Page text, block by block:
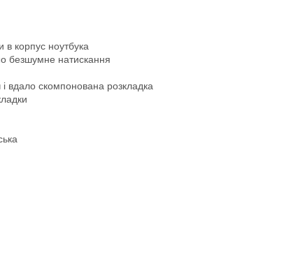
в корпус ноутбука
безшумне натискання
вдало скомпонована розкладка